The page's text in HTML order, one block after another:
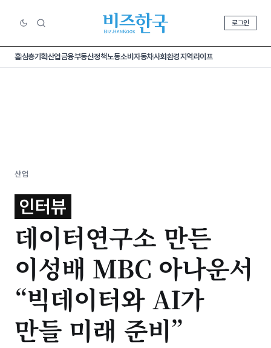
로그인
홈심층기획산업금융부동산정책노동소비 자동차사회환경지역라이프
산업
인터뷰
데이터연구소 만든
이성배 MBC 아나운서
“빅데이터와 AI가
만들 미래 준비”